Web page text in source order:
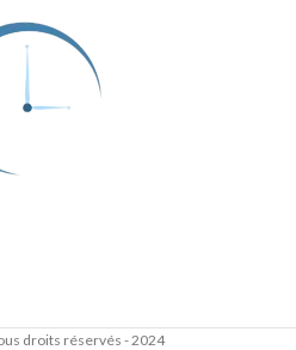
droits réservés - 2024